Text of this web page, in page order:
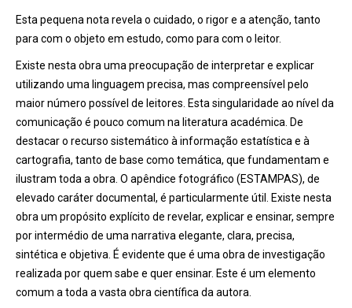
Esta pequena nota revela o cuidado, o rigor e a atenção, tanto
para com o objeto em estudo, como para com o leitor.
Existe nesta obra uma preocupação de interpretar e explicar
utilizando uma linguagem precisa, mas compreensível pelo
maior número possível de leitores. Esta singularidade ao nível da
comunicação é pouco comum na literatura académica. De
destacar o recurso sistemático à informação estatística e à
cartografia, tanto de base como temática, que fundamentam e
ilustram toda a obra. O apêndice fotográfico (ESTAMPAS), de
elevado caráter documental, é particularmente útil. Existe nesta
obra um propósito explícito de revelar, explicar e ensinar, sempre
por intermédio de uma narrativa elegante, clara, precisa,
sintética e objetiva. É evidente que é uma obra de investigação
realizada por quem sabe e quer ensinar. Este é um elemento
comum a toda a vasta obra científica da autora.